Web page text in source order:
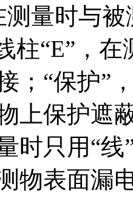
测量时与
柱“E”，
；“保护”
上保护遮
时只用“线
物表面漏